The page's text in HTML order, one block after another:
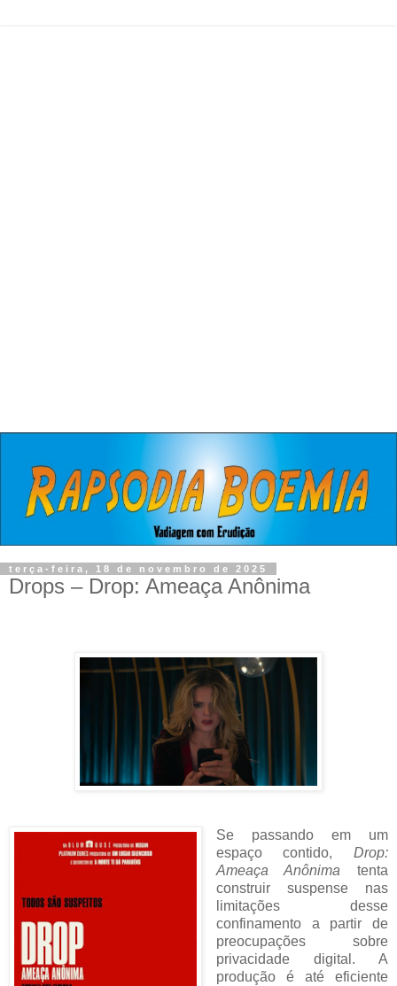
terça-feira, 18 de novembro de 2025
Drops – Drop: Ameaça Anônima
Se passando em um
espaço contido, Drop:
Ameaça Anônima tenta
construir suspense nas
limitações desse
confinamento a partir de
preocupações sobre
privacidade digital. A
produção é até eficiente